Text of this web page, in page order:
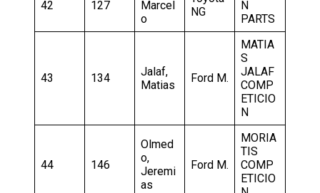
42 127
Marcel
o
NG
N
PARTS
43 134
Jalaf,
Matias
Ford M.
MATIA
S
JALAF
COMP
ETICIO
N
44 146
Olmed
o,
Jeremi
as
Ford M.
MORIA
TIS
COMP
ETICIO